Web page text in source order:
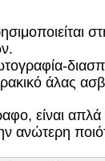
άλας
είναι
ανώτερη